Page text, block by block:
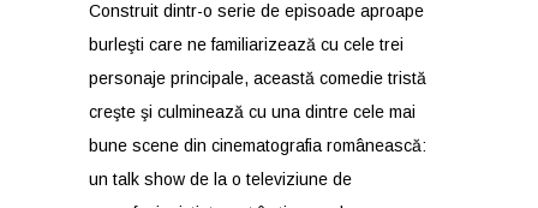
Construit dintr-o serie de episoade aproape
burleşti care ne familiarizează cu cele trei
personaje principale, această comedie tristă
creşte şi culminează cu una dintre cele mai
bune scene din cinematografia românească:
un talk show de la o televiziune de